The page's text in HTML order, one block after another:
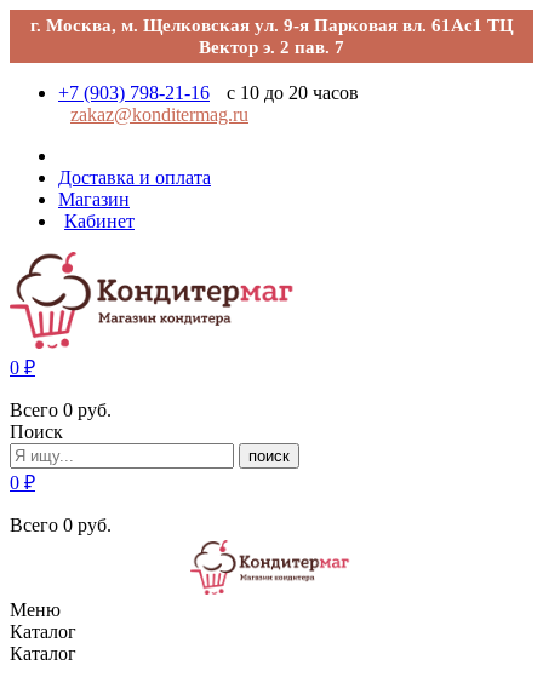
г. Москва, м. Щелковская ул. 9-я Парковая вл. 61Ас1 ТЦ
Вектор э. 2 пав. 7
+7 (903) 798-21-16
с 10 до 20 часов
zakaz@konditermag.ru
Доставка и оплата
Магазин
Кабинет
0 ₽
Всего 0 руб.
Поиск
поиск
0 ₽
Всего 0 руб.
Меню
Каталог
Каталог